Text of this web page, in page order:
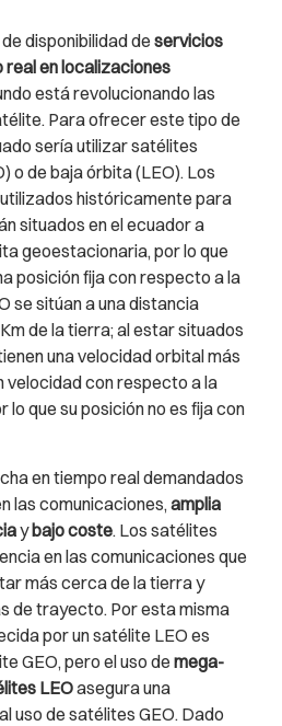
disponibilidad deservicios
real en localizaciones
está revolucionando las
Para ofrecer este tipo de
sería utilizar satélites
o de baja órbita (LEO). Los
históricamente para
situados en el ecuador a
geoestacionaria, por lo que
posición fija con respecto a la
se sitúan a una distancia
de la tierra; al estar situados
una velocidad orbital más
velocidad con respecto a la
que su posición no es fija con
en tiempo real demandados
las comunicaciones,amplia
ybajo coste. Los satélites
en las comunicaciones que
más cerca de la tierra y
de trayecto. Por esta misma
por un satélite LEO es
GEO, pero el uso demega-
LEOasegura una
uso de satélites GEO. Dado